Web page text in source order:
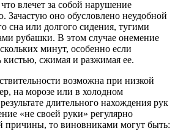
влечет за собой нарушение
оно обусловлено неудобной
сна или долгого сидения, тугими
рубашки. В этом случае онемение
минут, особенно если
кистью, сжимая и разжимая ее.
возможна при низкой
на морозе или в холодном
длительного нахождения рук
«не своей руки» регулярно
причины, то виновниками могут быть: